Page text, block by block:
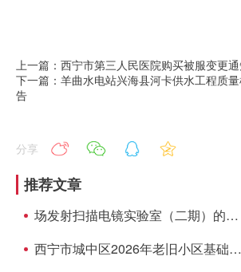
上一篇：西宁市第三人民医院购买被服变更
下一篇：羊曲水电站兴海县河卡供水工程质
告
分享
推荐文章
场发射扫描电镜实验室（二期）的公开招标公告
西宁市城中区2026年老旧小区基础设施改造项目全过程项目管理中标候选人公示